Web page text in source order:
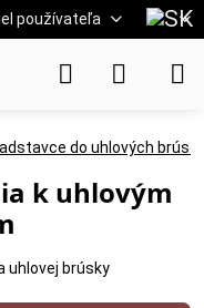
používateľa
do uhlových
k uhlovým
uhlovej brúsky